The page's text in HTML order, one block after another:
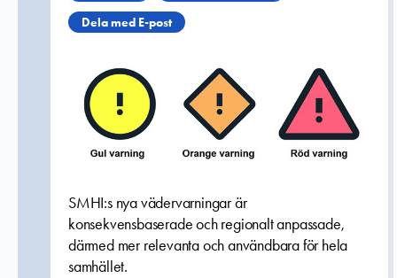
Dela med E-post
SMHI:s nya vädervarningar är
konsekvensbaserade och regionalt anpassade,
därmed mer relevanta och användbara för hela
samhället.